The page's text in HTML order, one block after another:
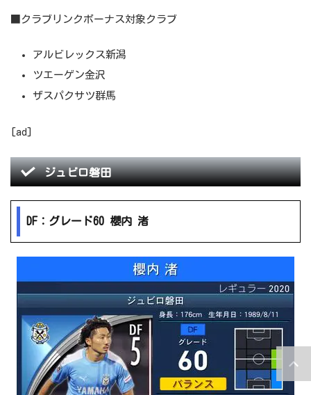
■クラブリンクボーナス対象クラブ
アルビレックス新潟
ツエーゲン金沢
ザスパクサツ群馬
[ad]
ジュビロ磐田
DF：グレード60 櫻内 渚